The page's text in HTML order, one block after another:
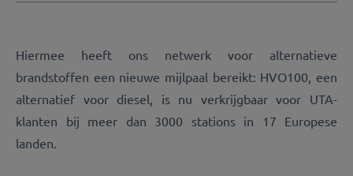
Hiermee heeft ons netwerk voor alternatieve
brandstoffen een nieuwe mijlpaal bereikt: HVO100, een
alternatief voor diesel, is nu verkrijgbaar voor UTA-
klanten bij meer dan 3000 stations in 17 Europese
landen.